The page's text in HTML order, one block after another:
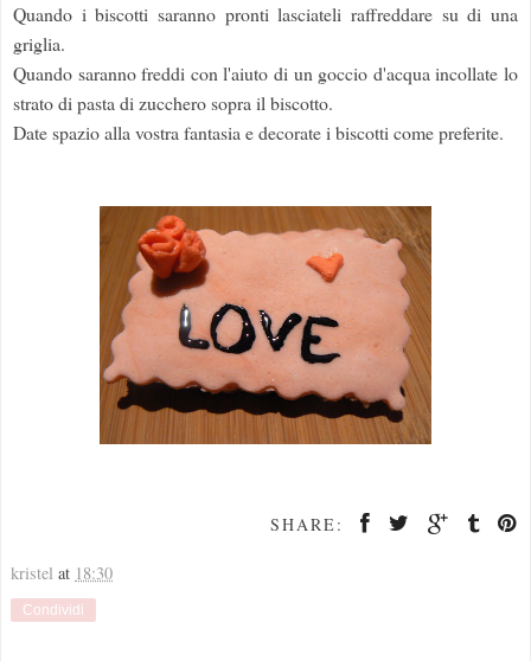
Quando i biscotti saranno pronti lasciateli raffreddare su di una
griglia.
Quando saranno freddi con l'aiuto di un goccio d'acqua incollate lo
strato di pasta di zucchero sopra il biscotto.
Date spazio alla vostra fantasia e decorate i biscotti come preferite.
SHARE:
kristel at 18:30
Condividi